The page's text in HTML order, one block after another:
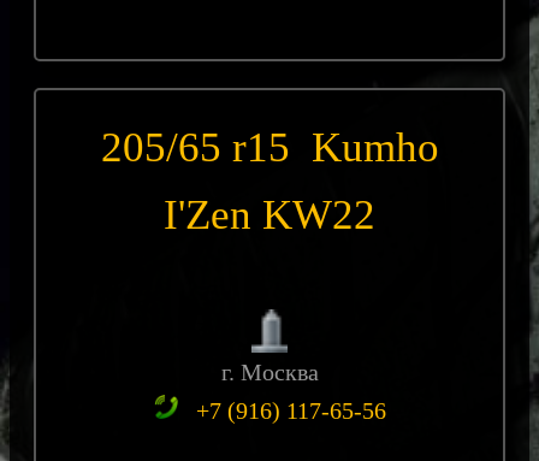
205/65 r15 Kumho
I'Zen KW22
г. Москва
+7 (916) 117-65-56